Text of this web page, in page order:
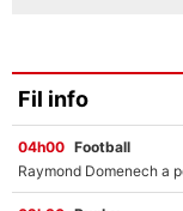
Fil info
04h00 Football